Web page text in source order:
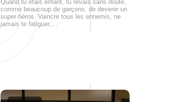
Quand tu étais enfant, tu rêvais sans doute,
comme beaucoup de garçons, de devenir un
super-héros. Vaincre tous les ennemis, ne
jamais te fatiguer,…